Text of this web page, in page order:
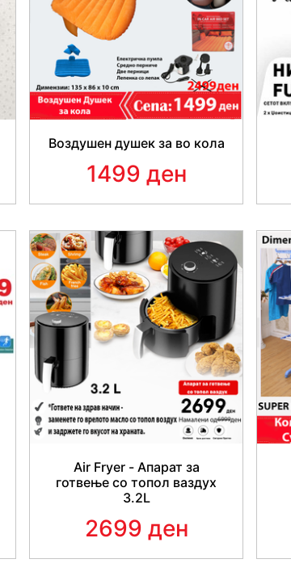
ПОТРЕБЕН ДОДАТОК
Уморна си од рачно сечкање?Нема
целата работа за тебе
за
Чекан сецкото е опремен со екстремно
Без разлика дали се работи за помека
кромид, стапчиња целерили потврда
цвекло, краставиции слично, овој
Воздушен душек за во кола
1499 ден
Air Fryer - Апарат за
готвење со топол ваздух
3.2L
2699 ден